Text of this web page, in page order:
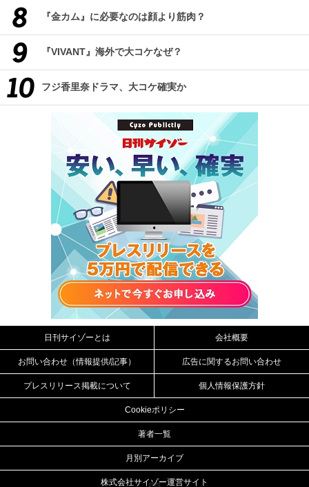
『金カム』に必要なのは顔より筋肉？
『VIVANT』海外で大コケなぜ？
フジ香里奈ドラマ、大コケ確実か
日刊サイゾーとは 会社概要
お問い合わせ（情報提供/記事） 広告に関するお問い合わせ
プレスリリース掲載について 個人情報保護方針
Cookieポリシー
著者一覧
月別アーカイブ
株式会社サイゾー運営サイト